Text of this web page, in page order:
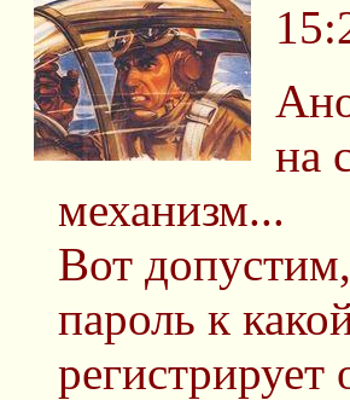
на
механизм...
Вот
пароль к